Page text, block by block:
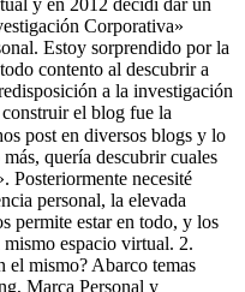
Corporativa»
Estoy sorprendido por la
contento al descubrir a
a la investigación
el blog fue la
post en diversos blogs y lo
quería descubrir cuales
Posteriormente necesité
personal, la elevada
permite estar en todo, y los
espacio virtual. 2.
el mismo? Abarco temas
Marca Personal y